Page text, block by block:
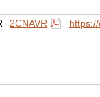
2CNAVR